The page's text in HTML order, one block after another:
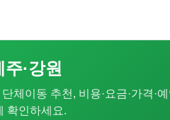
·강원
이동 추천, 비용·요금·가격·예
확인하세요.